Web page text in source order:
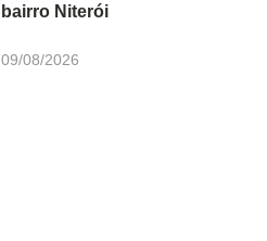
bairro Niterói
09/08/2026